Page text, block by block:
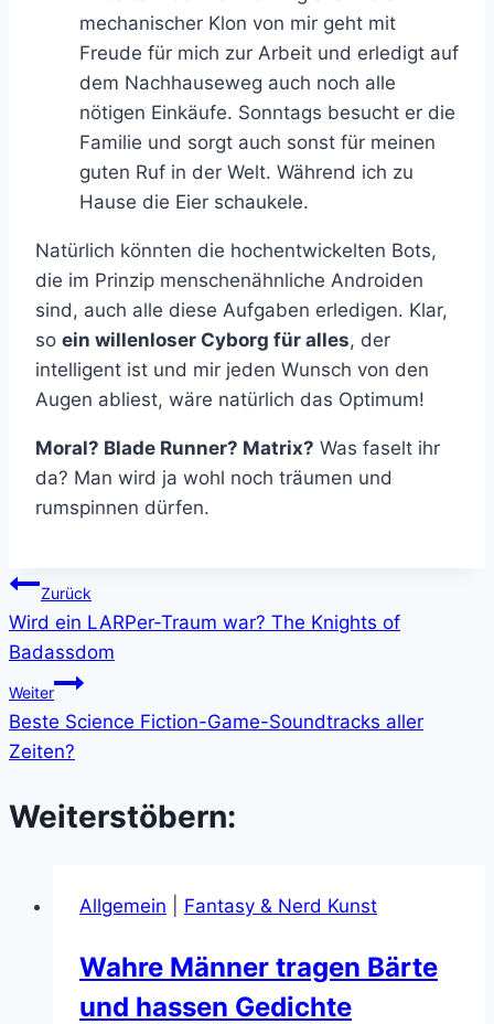
mechanischer Klon von mir geht mit
Freude für mich zur Arbeit und erledigt auf
dem Nachhauseweg auch noch alle
nötigen Einkäufe. Sonntags besucht er die
Familie und sorgt auch sonst für meinen
guten Ruf in der Welt. Während ich zu
Hause die Eier schaukele.
Natürlich könnten die hochentwickelten Bots,
die im Prinzip menschenähnliche Androiden
sind, auch alle diese Aufgaben erledigen. Klar,
so ein willenloser Cyborg für alles, der
intelligent ist und mir jeden Wunsch von den
Augen abliest, wäre natürlich das Optimum!
Moral? Blade Runner? Matrix? Was faselt ihr
da? Man wird ja wohl noch träumen und
rumspinnen dürfen.
Beitragsnavigation
Zurück
Wird ein LARPer-Traum war? The Knights of
Badassdom
Weiter
Beste Science Fiction-Game-Soundtracks aller
Zeiten?
Weiterstöbern:
Allgemein Fantasy & Nerd Kunst
Wahre Männer tragen Bärte
und hassen Gedichte